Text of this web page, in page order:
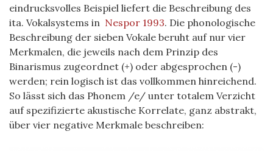
eindrucksvolles Beispiel liefert die Beschreibung des
ita. Vokalsystems in Nespor 1993. Die phonologische
Beschreibung der sieben Vokale beruht auf nur vier
Merkmalen, die jeweils nach dem Prinzip des
Binarismus zugeordnet (+) oder abgesprochen (-)
werden; rein logisch ist das vollkommen hinreichend.
So lässt sich das Phonem /e/ unter totalem Verzicht
auf spezifizierte akustische Korrelate, ganz abstrakt,
über vier negative Merkmale beschreiben: